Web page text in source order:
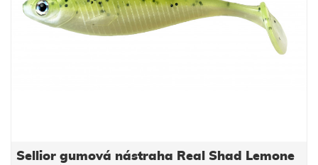
Sellior gumová nástraha Real Shad Lemone